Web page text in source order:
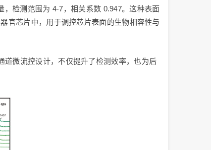
检测范围为 4-7，相关系数 0.947。这种表面
官芯片中，用于调控芯片表面的生物相容性与
道微流控设计，不仅提升了检测效率，也为后